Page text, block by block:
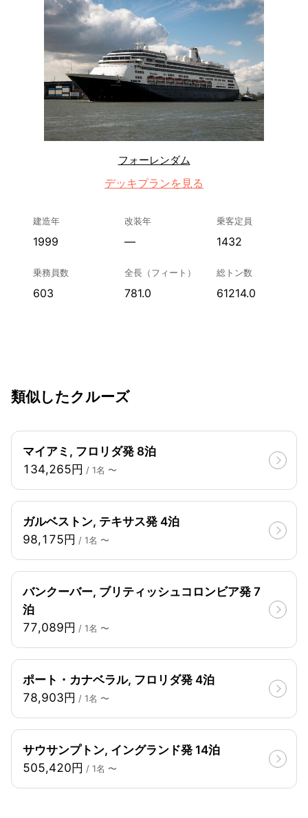
フォーレンダム
デッキプランを見る
建造年
1999
改装年
—
乗客定員
1432
乗務員数
603
全長（フィート）
781.0
総トン数
61214.0
類似したクルーズ
マイアミ, フロリダ発 8泊
134,265円 / 1名 〜
ガルベストン, テキサス発 4泊
98,175円 / 1名 〜
バンクーバー, ブリティッシュコロンビア発 7
泊
77,089円 / 1名 〜
ポート・カナベラル, フロリダ発 4泊
78,903円 / 1名 〜
サウサンプトン, イングランド発 14泊
505,420円 / 1名 〜